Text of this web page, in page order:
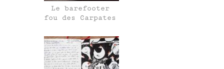
Le barefooter
fou des Carpates